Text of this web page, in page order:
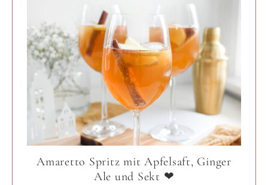
Amaretto Spritz mit Apfelsaft, Ginger
Ale und Sekt ❤